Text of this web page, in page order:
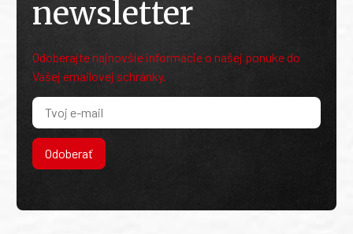
newsletter
Odoberajte najnovšie informácie o našej ponuke do
Vašej emailovej schránky.
Odoberať